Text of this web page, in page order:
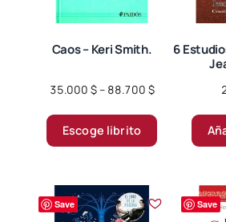
Caos – Keri Smith.
35.000 $– 88.700 $Price
35.000 $
through
Escoge librito
producto
variantes.
Las
6
Save Save